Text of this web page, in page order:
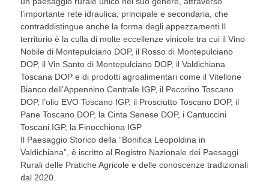
l’importante rete idraulica, principale e secondaria, che
contraddistingue anche la forma degli appezzamenti.Il
territorio è la culla di molte eccellenze vinicole tra cui il Vino
Nobile di Montepulciano DOP, il Rosso di Montepulciano
DOP, il Vin Santo di Montepulciano DOP, il Valdichiana
Toscana DOP e di prodotti agroalimentari come il Vitellone
Bianco dell’Appennino Centrale IGP, il Pecorino Toscano
DOP, l’olio EVO Toscano IGP, il Prosciutto Toscano DOP, il
Pane Toscano DOP, la Cinta Senese DOP, i Cantuccini
Toscani IGP, la Finocchiona IGP
Il Paesaggio Storico della “Bonifica Leopoldina in
Valdichiana”, è iscritto al Registro Nazionale dei Paesaggi
Rurali delle Pratiche Agricole e delle conoscenze tradizionali
dal 2020.